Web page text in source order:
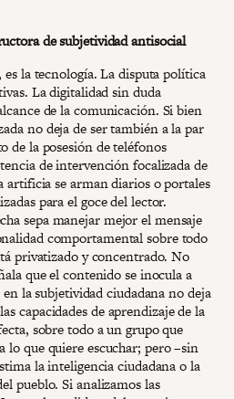
de subjetividad antisocial
la tecnología. La disputa política
La digitalidad sin duda
de la comunicación. Si bien
no deja de ser también a la par
de la posesión de teléfonos
de intervención focalizada de
artificia se arman diarios o portales
para el goce del lector.
sepa manejar mejor el mensaje
comportamental sobre todo
privatizado y concentrado. No
que el contenido se inocula a
en la subjetividad ciudadana no deja
capacidades de aprendizaje de la
sobre todo a un grupo que
lo que quiere escuchar; pero –sin
la inteligencia ciudadana o la
pueblo. Si analizamos las